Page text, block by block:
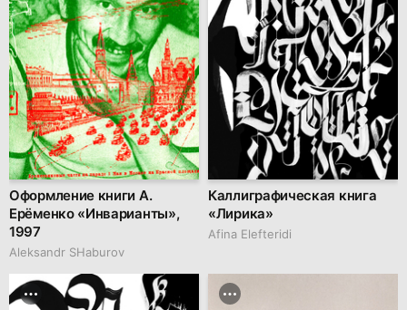
Оформление книги А.
Ерёменко «Инварианты»,
1997
Аleksandr SHaburov
Каллиграфическая книга
«Лирика»
Afina Elefteridi